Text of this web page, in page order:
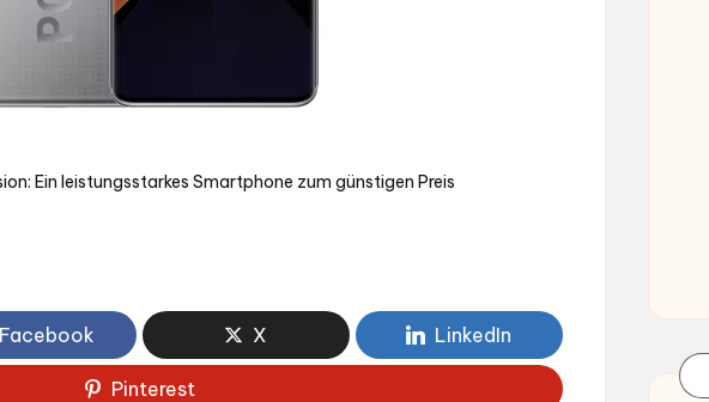
Ein leistungsstarkes Smartphone zum günstigen Preis
Facebook X LinkedIn
Pinterest